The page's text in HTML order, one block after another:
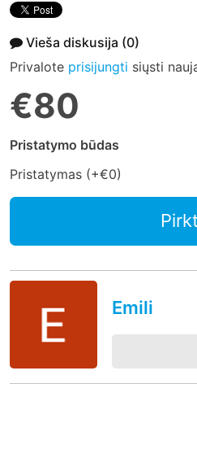
Vieša diskusija (0)
Privalote prisijungti siųsti
€80
Pristatymo būdas
Pristatymas (+€0)
Emili